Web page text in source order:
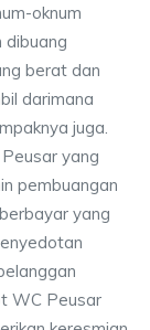
oknum
dibuang
berat dan
darimana
juga.
yang
pembuangan
yang
WC Peusar